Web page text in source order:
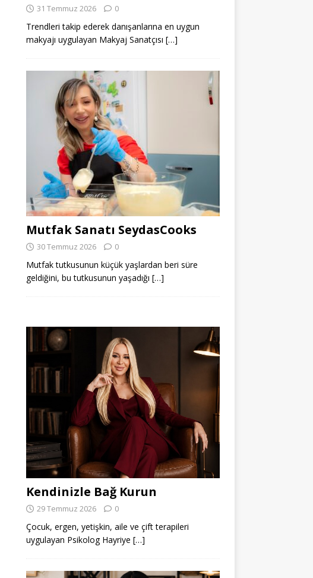
31 Temmuz 2026 0
Trendleri takip ederek danışanlarına en uygun
makyajı uygulayan Makyaj Sanatçısı […]
Mutfak Sanatı SeydasCooks
30 Temmuz 2026 0
Mutfak tutkusunun küçük yaşlardan beri süre
geldiğini, bu tutkusunun yaşadığı […]
Kendinizle Bağ Kurun
29 Temmuz 2026 0
Çocuk, ergen, yetişkin, aile ve çift terapileri
uygulayan Psikolog Hayriye […]